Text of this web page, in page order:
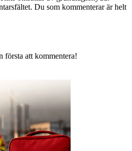
Du som kommenterar är helt
första att kommentera!